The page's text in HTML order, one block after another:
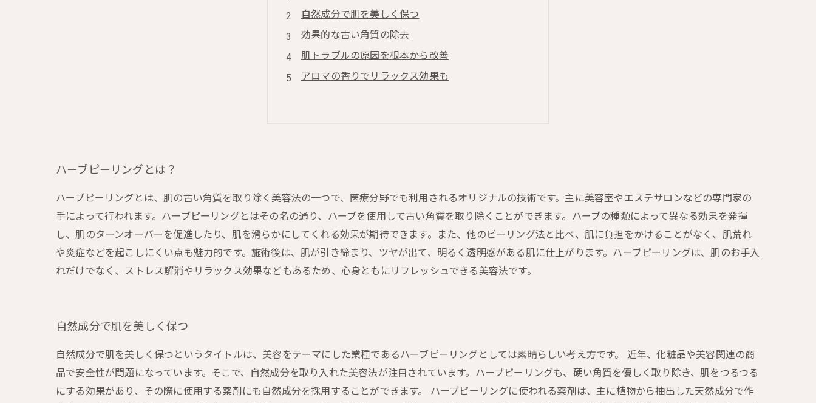
自然成分で肌を美しく保つ
効果的な古い角質の除去
肌トラブルの原因を根本から改善
アロマの香りでリラックス効果も
ハーブピーリングとは？
ハーブピーリングとは、肌の古い角質を取り除く美容法の一つで、医療分野でも利用されるオリジナルの技術です。主に美容室やエステサロンなどの専門家の
手によって行われます。ハーブピーリングとはその名の通り、ハーブを使用して古い角質を取り除くことができます。ハーブの種類によって異なる効果を発揮
し、肌のターンオーバーを促進したり、肌を滑らかにしてくれる効果が期待できます。また、他のピーリング法と比べ、肌に負担をかけることがなく、肌荒れ
や炎症などを起こしにくい点も魅力的です。施術後は、肌が引き締まり、ツヤが出て、明るく透明感がある肌に仕上がります。ハーブピーリングは、肌のお手入
れだけでなく、ストレス解消やリラックス効果などもあるため、心身ともにリフレッシュできる美容法です。
自然成分で肌を美しく保つ
自然成分で肌を美しく保つというタイトルは、美容をテーマにした業種であるハーブピーリングとしては素晴らしい考え方です。 近年、化粧品や美容関連の商
品で安全性が問題になっています。そこで、自然成分を取り入れた美容法が注目されています。ハーブピーリングも、硬い角質を優しく取り除き、肌をつるつる
にする効果があり、その際に使用する薬剤にも自然成分を採用することができます。 ハーブピーリングに使われる薬剤は、主に植物から抽出した天然成分で作